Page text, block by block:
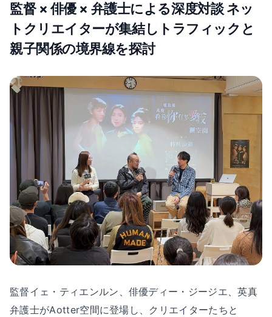
監督 × 俳優 × 弁護士による深度対談 ネッ
トクリエイターが集結しトラフィックと
親子関係の境界線を探討
監督イェ・ティエンルン、俳優ディー・ジージエ、英真
弁護士がAotter空間に登場し、クリエイターたちと